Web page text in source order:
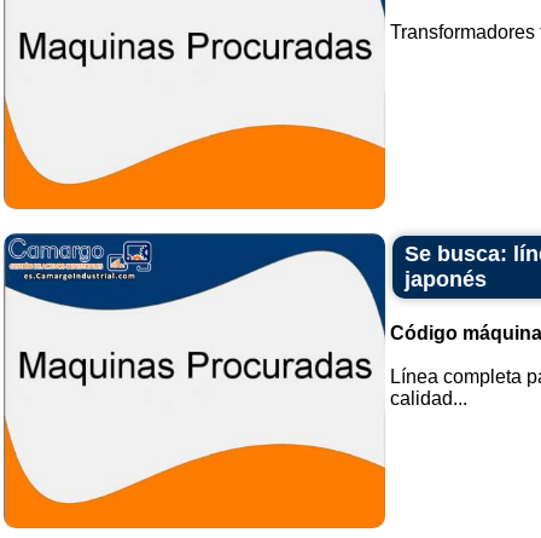
Se busca:
japonés
Código
Línea completa
calidad...